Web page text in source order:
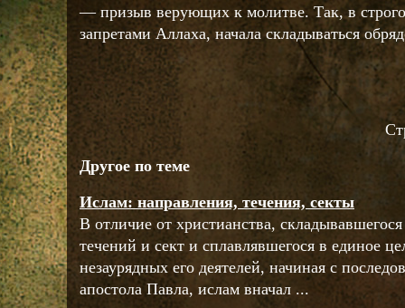
— призыв верующих к молитве. Так, в
запретами Аллаха, начала складываться
Другое по теме
Ислам: направления, течения, секты
В отличие от христианства,
течений и сект и сплавлявшегося в единое
незаурядных его деятелей, начиная с
апостола Павла, ислам вначал ...